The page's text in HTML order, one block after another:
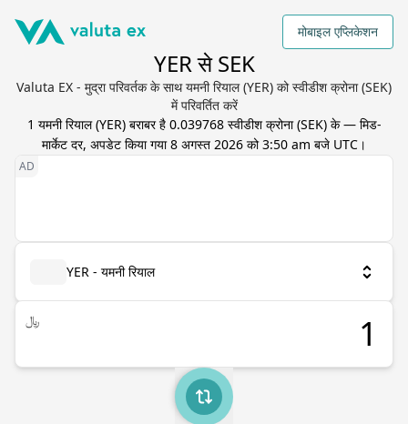
मोबाइल एप्लिकेशन
YER से SEK
Valuta EX - मुद्रा परिवर्तक के साथ यमनी रियाल (YER) को स्वीडीश क्रोना (SEK)
में परिवर्तित करें
1 यमनी रियाल(YER) बराबर है 0.039768 स्वीडीश क्रोना(SEK) के — मिड-
मार्केट दर, अपडेट किया गया8 अगस्त 2026 को 3:50 am बजे UTC ।
YER - यमनी रियाल
﷼